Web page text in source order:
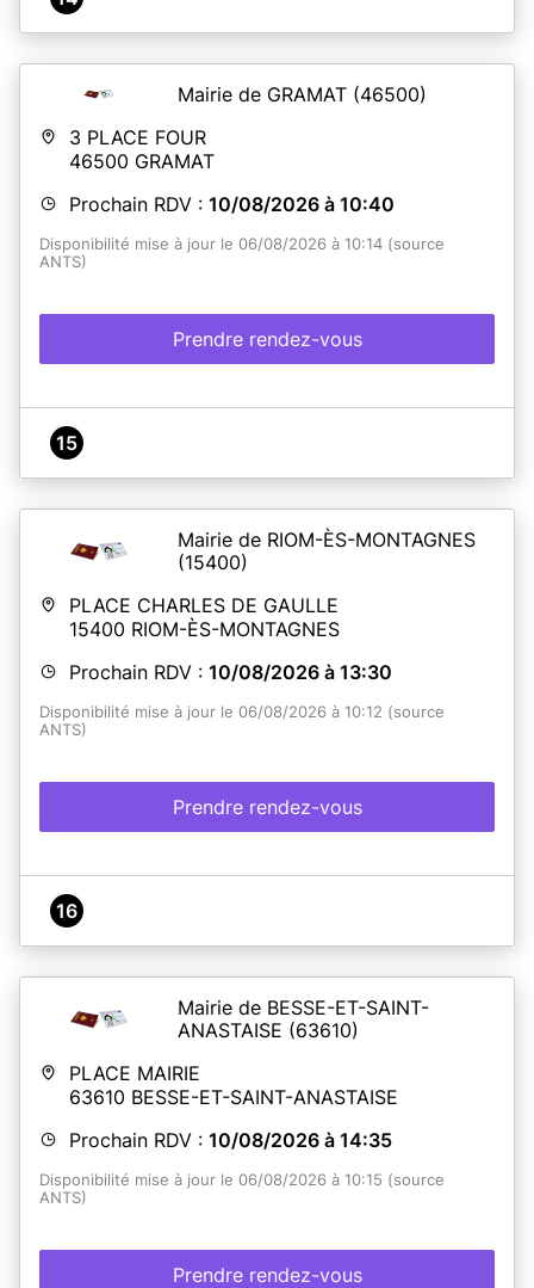
Mairie de GRAMAT (46500)
3 PLACE FOUR
46500 GRAMAT
Prochain RDV : 10/08/2026 à 10:40
Disponibilité mise à jour le 06/08/2026 à 10:14 (source
ANTS)
Prendre rendez-vous
15
Mairie de RIOM-ÈS-MONTAGNES
(15400)
PLACE CHARLES DE GAULLE
15400 RIOM-ÈS-MONTAGNES
Prochain RDV : 10/08/2026 à 13:30
Disponibilité mise à jour le 06/08/2026 à 10:12 (source
ANTS)
Prendre rendez-vous
16
Mairie de BESSE-ET-SAINT-
ANASTAISE (63610)
PLACE MAIRIE
63610 BESSE-ET-SAINT-ANASTAISE
Prochain RDV : 10/08/2026 à 14:35
Disponibilité mise à jour le 06/08/2026 à 10:15 (source
ANTS)
Prendre rendez-vous